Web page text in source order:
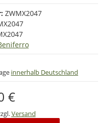
ZWMX2047
innerhalb Deutschland
€
Versand